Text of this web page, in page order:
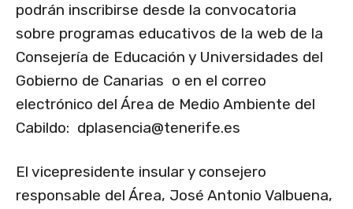
podrán inscribirse desde la convocatoria
sobre programas educativos de la web de la
Consejería de Educación y Universidades del
Gobierno de Canarias o en el correo
electrónico del Área de Medio Ambiente del
Cabildo: dplasencia@tenerife.es
El vicepresidente insular y consejero
responsable del Área, José Antonio Valbuena,